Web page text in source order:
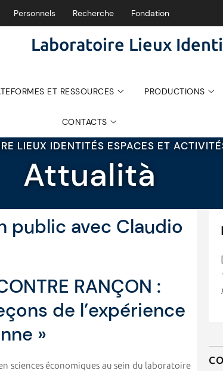
Personnels Recherche Fondation
Laboratoire Lieux
ET RESSOURCES PRODUCTIONS
CONTACTS
LIEUX IDENTITÉS ESPACES ET
Attualità
public avec Claudio
RANÇON :
de l’expérience
»
sciences économiques au sein du laboratoire